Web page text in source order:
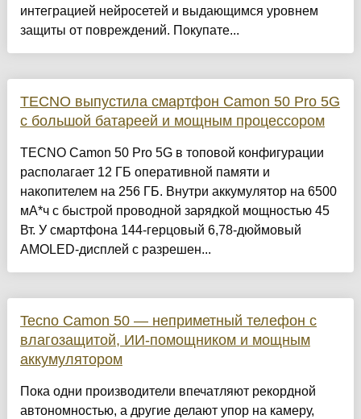
интеграцией нейросетей и выдающимся уровнем
защиты от повреждений. Покупате...
TECNO выпустила смартфон Camon 50 Pro 5G
с большой батареей и мощным процессором
TECNO Camon 50 Pro 5G в топовой конфигурации
располагает 12 ГБ оперативной памяти и
накопителем на 256 ГБ. Внутри аккумулятор на 6500
мА*ч с быстрой проводной зарядкой мощностью 45
Вт. У смартфона 144-герцовый 6,78-дюймовый
AMOLED-дисплей с разрешен...
Tecno Camon 50 — неприметный телефон с
влагозащитой, ИИ-помощником и мощным
аккумулятором
Пока одни производители впечатляют рекордной
автономностью, а другие делают упор на камеру,